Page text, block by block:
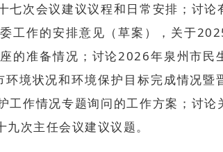
次会议建议议程和日常安排；讨论
工作的安排意见（草案），关于
的准备情况；讨论2026年泉州市民
境状况和环境保护目标完成情况暨
工作情况专题询问的工作方案；讨论
次主任会议建议议题。